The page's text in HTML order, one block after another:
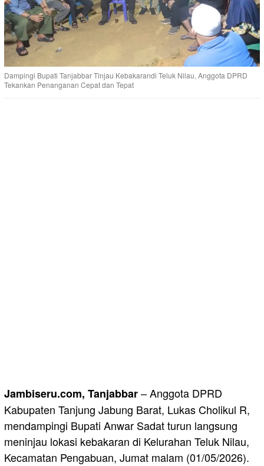
Dampingi Bupati Tanjabbar Tinjau Kebakarandi Teluk Nilau, Anggota DPRD
Tekankan Penanganan Cepat dan Tepat
Jambiseru.com, Tanjabbar– Anggota DPRD
Kabupaten Tanjung Jabung Barat, Lukas Cholikul R,
mendampingi Bupati Anwar Sadat turun langsung
meninjau lokasi kebakaran di Kelurahan Teluk Nilau,
Kecamatan Pengabuan, Jumat malam (01/05/2026).